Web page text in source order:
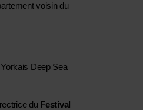
voisin du
Deep Sea
du Festival